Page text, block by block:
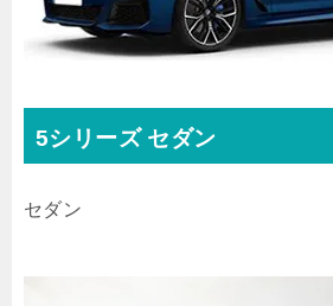
5シリーズ セダン
セダン